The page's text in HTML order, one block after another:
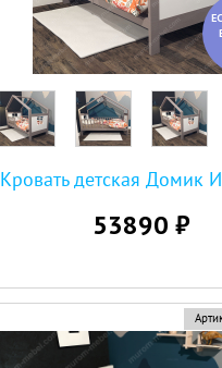
Кровать детская Домик
53890 ₽